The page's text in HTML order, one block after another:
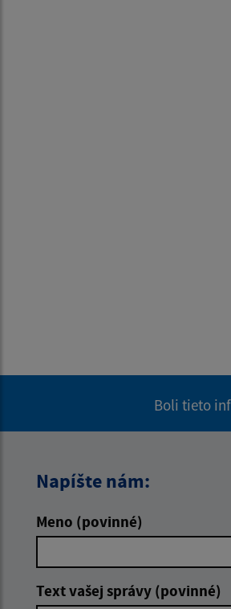
Boli tieto
Napíšte nám:
Meno (povinné)
Text vašej správy (povinné)